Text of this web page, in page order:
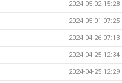
2024-05-02 15:28
2024-05-01 07:25
2024-04-26 07:13
2024-04-25 12:34
2024-04-25 12:29